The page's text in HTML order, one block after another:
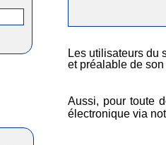
Les utilisateurs du
et préalable de
Aussi, pour toute
électronique via